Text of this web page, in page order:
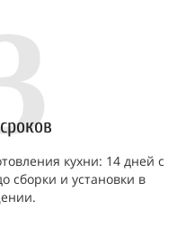
кухни: 14 дней с
сборки и установки в